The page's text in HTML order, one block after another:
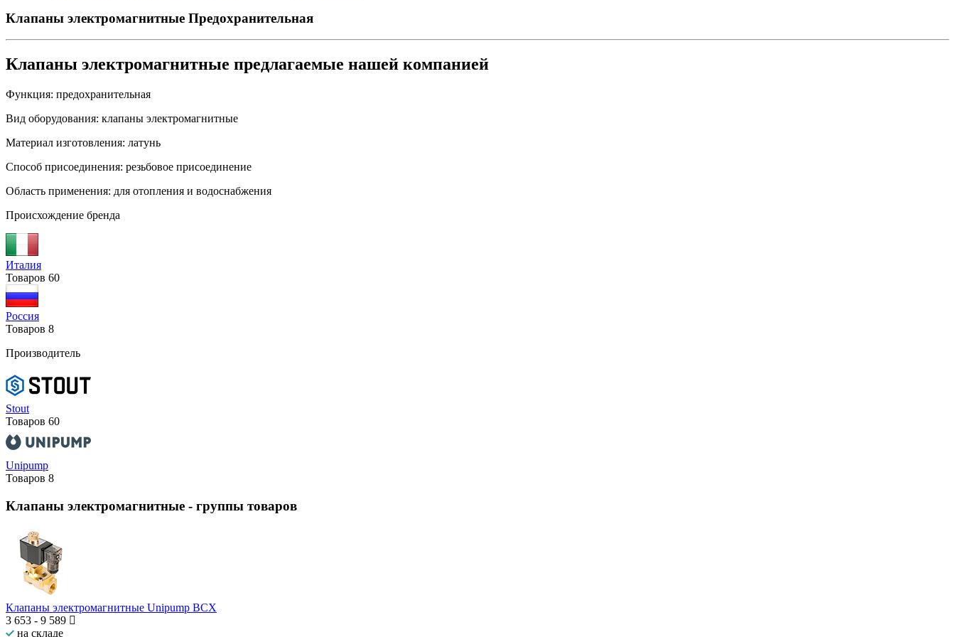
Клапаны электромагнитные Предохранительная
Клапаны электромагнитные предлагаемые нашей компанией
Функция: предохранительная
Вид оборудования: клапаны электромагнитные
Материал изготовления: латунь
Способ присоединения: резьбовое присоединение
Область применения: для отопления и водоснабжения
Происхождение бренда
Италия
Товаров 60
Россия
Товаров 8
Производитель
Stout
Товаров 60
Unipump
Товаров 8
Клапаны электромагнитные - группы товаров
Клапаны электромагнитные Unipump BCX
3 653 - 9 589
на складе